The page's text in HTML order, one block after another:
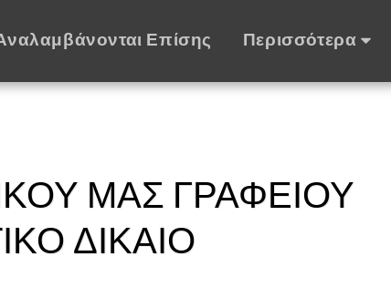
Επίσης Περισσότερα
ΜΑΣ ΓΡΑΦΕΊΟΥ
ΔΙΚΑΙΟ